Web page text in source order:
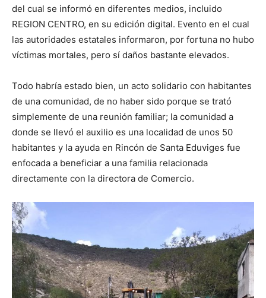
del cual se informó en diferentes medios, incluido
REGION CENTRO, en su edición digital. Evento en el cual
las autoridades estatales informaron, por fortuna no hubo
víctimas mortales, pero sí daños bastante elevados.
Todo habría estado bien, un acto solidario con habitantes
de una comunidad, de no haber sido porque se trató
simplemente de una reunión familiar; la comunidad a
donde se llevó el auxilio es una localidad de unos 50
habitantes y la ayuda en Rincón de Santa Eduviges fue
enfocada a beneficiar a una familia relacionada
directamente con la directora de Comercio.